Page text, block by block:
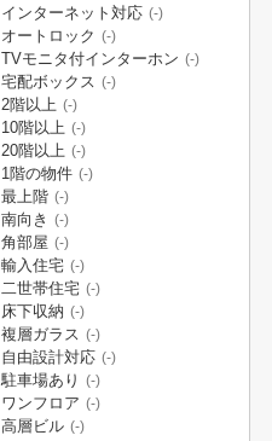
インターネット対応 (-)
オートロック (-)
TVモニタ付インターホン (-)
宅配ボックス (-)
2階以上 (-)
10階以上 (-)
20階以上 (-)
1階の物件 (-)
最上階 (-)
南向き (-)
角部屋 (-)
輸入住宅 (-)
二世帯住宅 (-)
床下収納 (-)
複層ガラス (-)
自由設計対応 (-)
駐車場あり (-)
ワンフロア (-)
高層ビル (-)